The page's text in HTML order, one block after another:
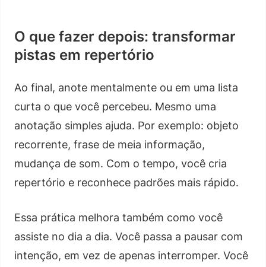
O que fazer depois: transformar
pistas em repertório
Ao final, anote mentalmente ou em uma lista
curta o que você percebeu. Mesmo uma
anotação simples ajuda. Por exemplo: objeto
recorrente, frase de meia informação,
mudança de som. Com o tempo, você cria
repertório e reconhece padrões mais rápido.
Essa prática melhora também como você
assiste no dia a dia. Você passa a pausar com
intenção, em vez de apenas interromper. Você